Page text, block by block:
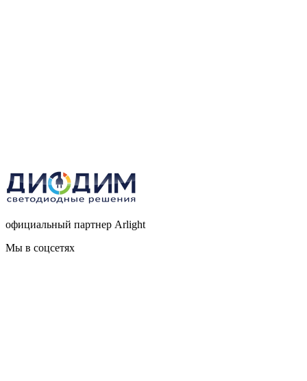
официальный партнер Arlight
Мы в соцсетях